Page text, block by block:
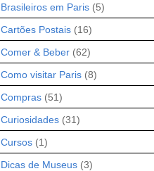
Brasileiros em Paris (5)
Cartões Postais (16)
Comer & Beber (62)
Como visitar Paris (8)
Compras (51)
Curiosidades (31)
Cursos (1)
Dicas de Museus (3)